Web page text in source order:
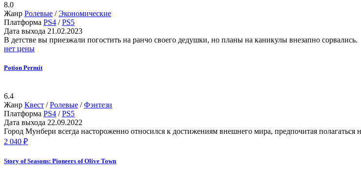
8.0
Жанр Ролевые /Экономические
Платформа PS4 /PS5
Дата выхода 21.02.2023
В детстве вы приезжали погостить на ранчо своего дедушки, но планы на каникулы внезапно сорвались.
нет цены
Potion Permit
6.4
Жанр Квест /Ролевые /Фэнтези
Платформа PS4 /PS5
Дата выхода 22.09.2022
Город Мунбери всегда настороженно относился к достижениям внешнего мира, предпочитая
2 040 ₽
Story of Seasons: Pioneers of Olive Town